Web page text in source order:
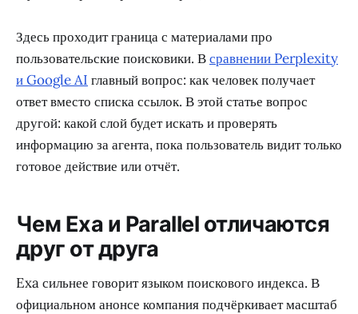
Здесь проходит граница с материалами про
пользовательские поисковики. Всравнении Perplexity
и Google AI главный вопрос: как человек получает
ответ вместо списка ссылок. В этой статье вопрос
другой: какой слой будет искать и проверять
информацию за агента, пока пользователь видит только
готовое действие или отчёт.
Чем Exa и Parallel отличаются
друг от друга
Exa сильнее говорит языком поискового индекса. В
официальном анонсе компания подчёркивает масштаб